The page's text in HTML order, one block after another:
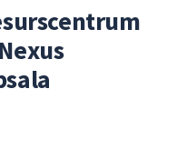
sökfältet
kommer
sökförslag
att